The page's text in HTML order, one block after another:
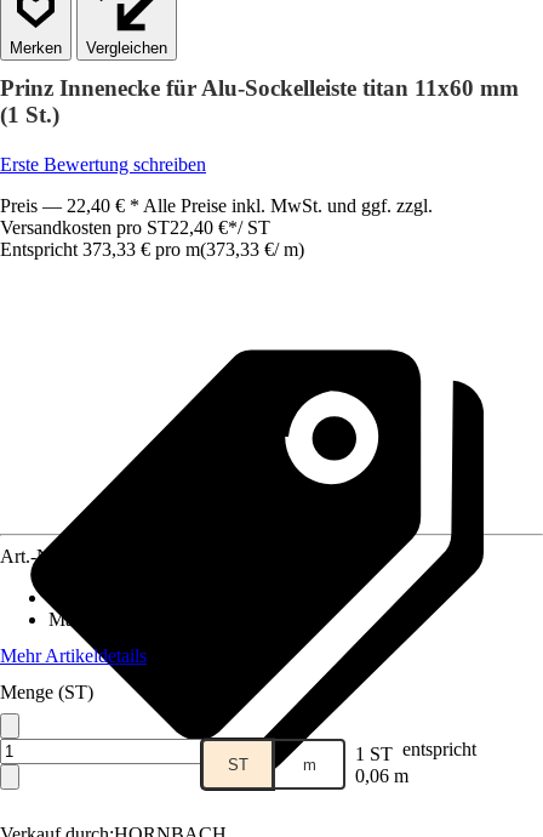
Vergleichen
Prinz Innenecke für Alu-Sockelleiste titan 11x60 mm
(1 St.)
Erste Bewertung schreiben
Preis — 22,40 € * Alle Preise inkl. MwSt. und ggf. zzgl.
Versandkosten pro ST22,40 €*/ ST
Entspricht 373,33 € pro m(373,33 €/ m)
Art.-Nr.
Material
Mehr Artikeldetails
Menge (ST)
ST m 1 ST entspricht
0,06 m